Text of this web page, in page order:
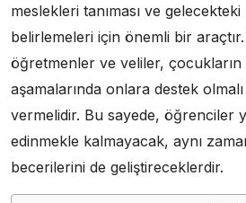
meslekleri tanıması ve
belirlemeleri için önemli bir
öğretmenler ve veliler, çocukların
aşamalarında onlara destek
vermelidir. Bu sayede, öğrenciler
edinmekle kalmayacak, aynı
becerilerini de geliştireceklerdir.